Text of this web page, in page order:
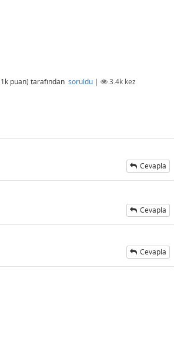
1k puan) tarafından soruldu | 3.4k kez
Cevapla
Cevapla
Cevapla